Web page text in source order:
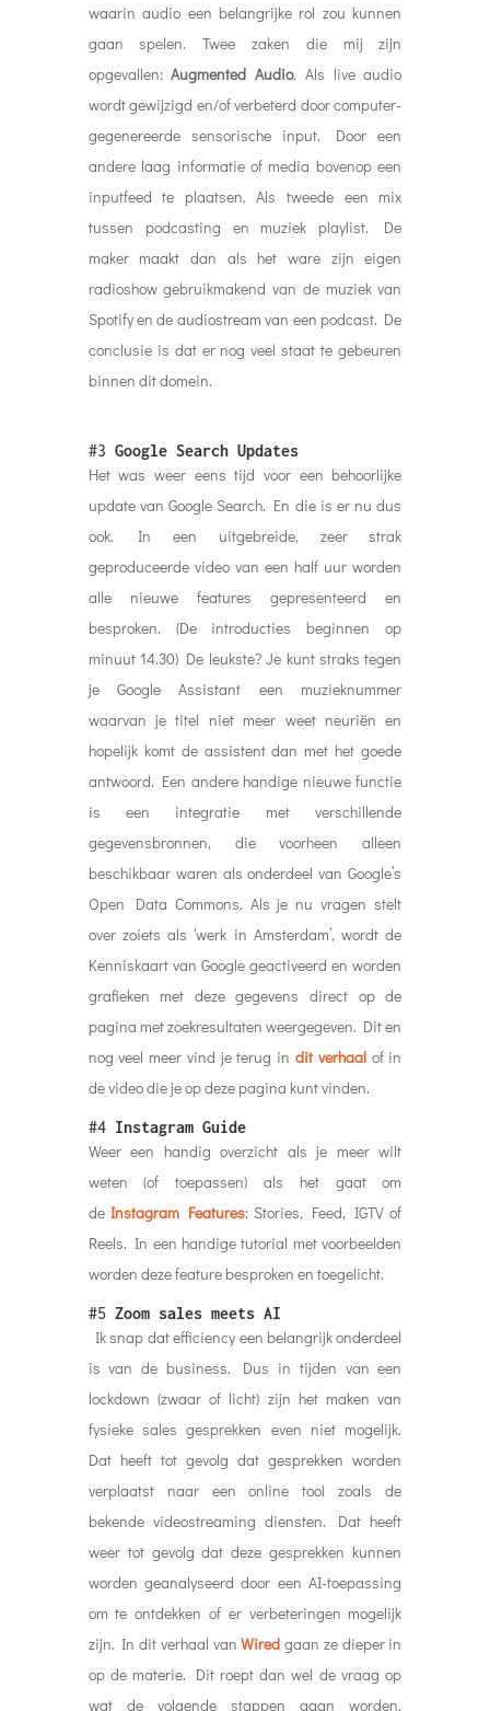
waarin audio een belangrijke rol zou kunnen
gaan spelen. Twee zaken die mij zijn
opgevallen:Augmented Audio. Als live audio
wordt gewijzigd en/of verbeterd door computer-
gegenereerde sensorische input. Door een
andere laag informatie of media bovenop een
inputfeed te plaatsen. Als tweede een mix
tussen podcasting en muziek playlist. De
maker maakt dan als het ware zijn eigen
radioshow gebruikmakend van de muziek van
Spotify en de audiostream van een podcast. De
conclusie is dat er nog veel staat te gebeuren
binnen dit domein.
#3 Google Search Updates
Het was weer eens tijd voor een behoorlijke
update van Google Search. En die is er nu dus
ook. In een uitgebreide, zeer strak
geproduceerde video van een half uur worden
alle nieuwe features gepresenteerd en
besproken. (De introducties beginnen op
minuut 14.30) De leukste? Je kunt straks tegen
je Google Assistant een muzieknummer
waarvan je titel niet meer weet neuriën en
hopelijk komt de assistent dan met het goede
antwoord. Een andere handige nieuwe functie
is een integratie met verschillende
gegevensbronnen, die voorheen alleen
beschikbaar waren als onderdeel van Google’s
Open Data Commons. Als je nu vragen stelt
over zoiets als ‘werk in Amsterdam’, wordt de
Kenniskaart van Google geactiveerd en worden
grafieken met deze gegevens direct op de
pagina met zoekresultaten weergegeven. Dit en
nog veel meer vind je terug indit verhaalof in
de video die je op deze pagina kunt vinden.
#4 Instagram Guide
Weer een handig overzicht als je meer wilt
weten (of toepassen) als het gaat om
de Instagram Features: Stories, Feed, IGTV of
Reels. In een handige tutorial met voorbeelden
worden deze feature besproken en toegelicht.
#5 Zoom sales meets AI
Ik snap dat efficiency een belangrijk onderdeel
is van de business. Dus in tijden van een
lockdown (zwaar of licht) zijn het maken van
fysieke sales gesprekken even niet mogelijk.
Dat heeft tot gevolg dat gesprekken worden
verplaatst naar een online tool zoals de
bekende videostreaming diensten. Dat heeft
weer tot gevolg dat deze gesprekken kunnen
worden geanalyseerd door een AI-toepassing
om te ontdekken of er verbeteringen mogelijk
zijn. In dit verhaal vanWired gaan ze dieper in
op de materie. Dit roept dan wel de vraag op
wat de volgende stappen gaan worden.